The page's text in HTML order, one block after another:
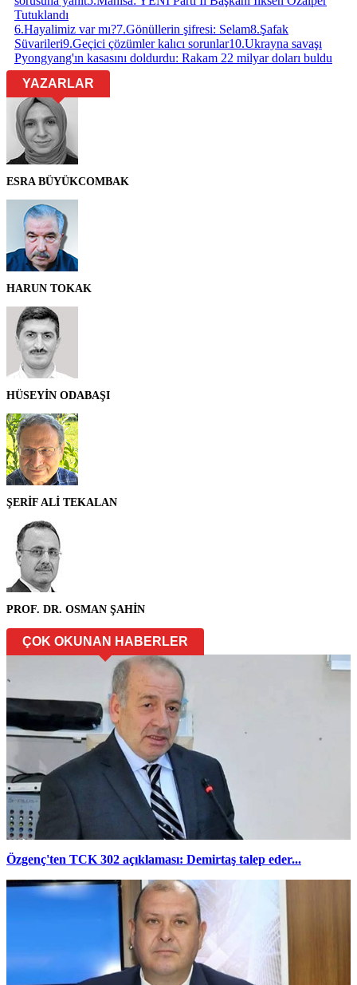
Tutuklandı
6.Hayalimiz var mı?7.Gönüllerin şifresi: Selam8.Şafak
Süvarileri9.Geçici çözümler kalıcı sorunlar10.Ukrayna savaşı
Pyongyang'ın kasasını doldurdu: Rakam 22 milyar doları buldu
YAZARLAR
ESRA BÜYÜKCOMBAK
HARUN TOKAK
HÜSEYİN ODABAŞI
ŞERİF ALİ TEKALAN
PROF. DR. OSMAN ŞAHİN
ÇOK OKUNAN HABERLER
Özgenç'ten TCK 302 açıklaması: Demirtaş talep eder...